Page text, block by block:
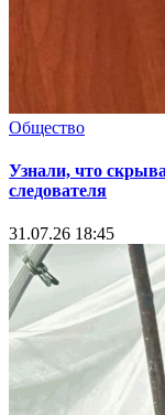
Общество
Узнали, что
следователя
31.07.26 18:45